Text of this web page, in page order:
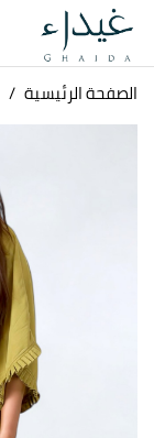
الصفحة الرئيسية